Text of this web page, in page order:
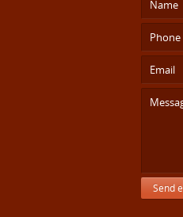
Send